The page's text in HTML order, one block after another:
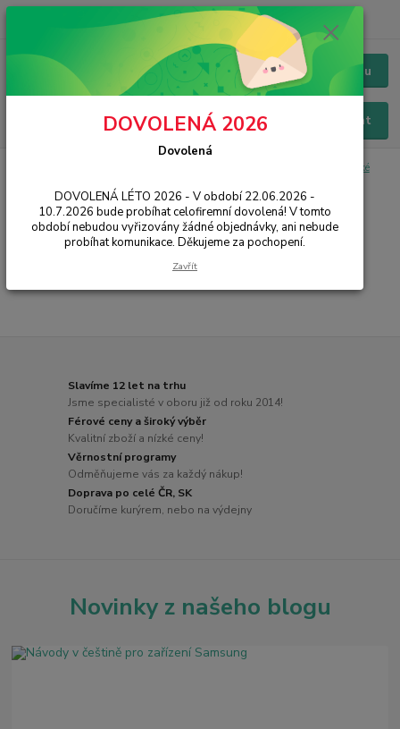
Menu
Hledat
Chat / Online podpora - 24/7
Hodinky klasické
Pánské
Slavíme 12 let na trhu
Jsme specialisté v oboru již od roku 2014!
Férové ceny a široký výběr
Kvalitní zboží a nízké ceny!
Věrnostní programy
Odměňujeme vás za každý nákup!
Doprava po celé ČR, SK
Doručíme kurýrem, nebo na výdejny
Novinky z našeho blogu
DOVOLENÁ 2026
Dovolená
DOVOLENÁ LÉTO 2026 - V období 22.06.2026 -
10.7.2026 bude probíhat celofiremní dovolená! V tomto
období nebudou vyřizovány žádné objednávky, ani nebude
probíhat komunikace. Děkujeme za pochopení.
Zavřít